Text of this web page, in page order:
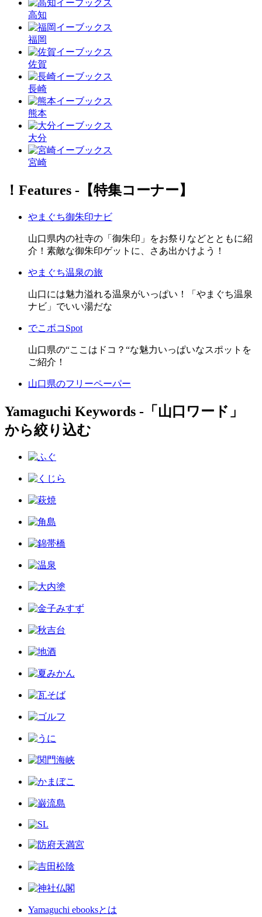
高知
福岡
佐賀
長崎
熊本
大分
宮崎
！Features ‐【特集コーナー】
やまぐち御朱印ナビ
山口県内の社寺の「御朱印」をお祭りなどとともに紹
介！素敵な御朱印ゲットに、さあ出かけよう！
やまぐち温泉の旅
山口には魅力溢れる温泉がいっぱい！「やまぐち温泉
ナビ」でいい湯だな
でこボコSpot
山口県の“ここはドコ？“な魅力いっぱいなスポットを
ご紹介！
山口県のフリーペーパー
Yamaguchi Keywords ‐「山口ワード」
から絞り込む
Yamaguchi ebooksとは